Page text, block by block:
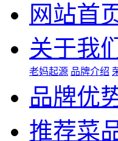
网站首
关于我们
老妈起源 品牌介绍
品牌优
推荐菜